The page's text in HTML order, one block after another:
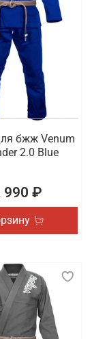
бжж Venum
2.0 Blue
990 ₽